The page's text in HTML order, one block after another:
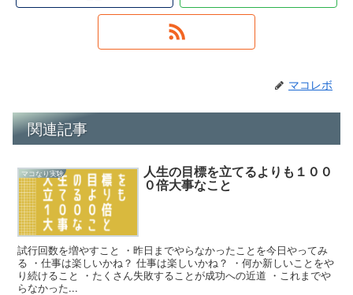
マコレボ
関連記事
マコなり実験
人生の目標を立てるよりも１００
０倍大事なこと
試行回数を増やすこと ・昨日までやらなかったことを今日やってみ
る ・仕事は楽しいかね？ 仕事は楽しいかね？ ・何か新しいことをや
り続けること ・たくさん失敗することが成功への近道 ・これまでや
らなかった...